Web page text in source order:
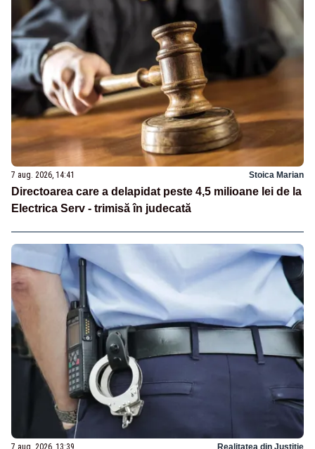
7 aug. 2026, 14:41 Stoica Marian
Directoarea care a delapidat peste 4,5 milioane lei de la
Electrica Serv - trimisă în judecată
7 aug. 2026, 13:39 Realitatea din Justitie